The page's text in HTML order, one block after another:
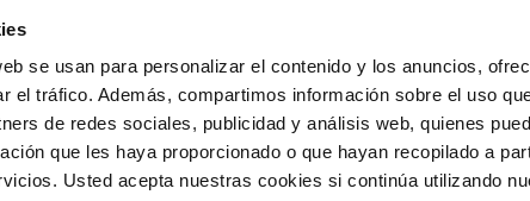
se usan para personalizar el contenido y los anuncios,
el tráfico. Además, compartimos información sobre el uso
de redes sociales, publicidad y análisis web, quienes
que les haya proporcionado o que hayan recopilado a
Usted acepta nuestras cookies si continúa utilizando